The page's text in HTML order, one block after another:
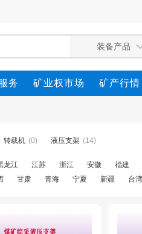
务 矿业权市场 矿产行情
转载机 (0) 液压支架 (14)
龙江 江苏 浙江 安徽 福建
甘肃 青海 宁夏 新疆 台湾